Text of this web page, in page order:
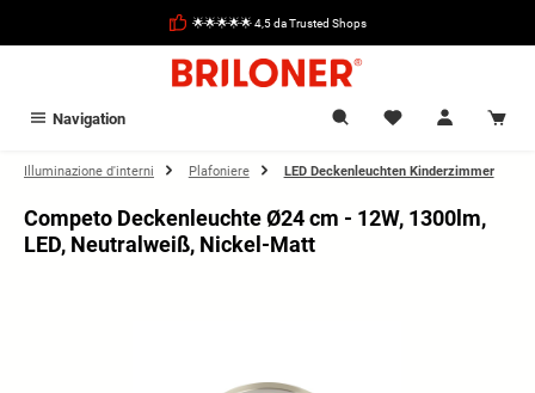
🌟🌟🌟🌟🌟 4,5 da Trusted Shops
Navigation
Illuminazione d'interni Plafoniere LED Deckenleuchten Kinderzimmer
Competo Deckenleuchte Ø24 cm - 12W, 1300lm,
LED, Neutralweiß, Nickel-Matt